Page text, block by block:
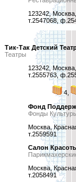
123242,
т.2547068,
Тик-Так Детский
Театры
123242,
т.2555763,
4,
Фонд
Фонды
Москва,
т.2559591
Салон
Москва,
т.2058491